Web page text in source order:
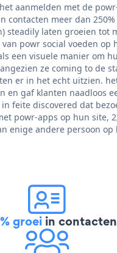
aanmelden met de
contacten meer dan
steadily laten groeien tot
powr social voeden op
een visuele manier om
ze coming to de
er in het echt uitzien.
en gaf klanten naadloos
feite discovered dat
powr-apps op hun site,
enige andere persoon op
groei in contacten